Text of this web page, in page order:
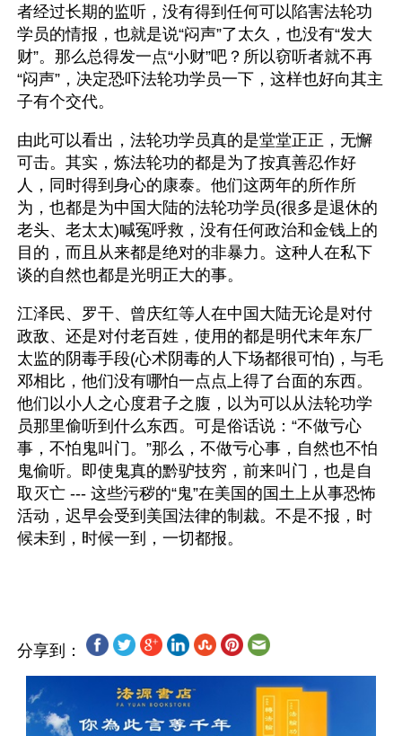
者经过长期的监听，没有得到任何可以陷害法轮功
学员的情报，也就是说“闷声”了太久，也没有“发大
财”。那么总得发一点“小财”吧？所以窃听者就不再
“闷声”，决定恐吓法轮功学员一下，这样也好向其主
子有个交代。
由此可以看出，法轮功学员真的是堂堂正正，无懈
可击。其实，炼法轮功的都是为了按真善忍作好
人，同时得到身心的康泰。他们这两年的所作所
为，也都是为中国大陆的法轮功学员(很多是退休的
老头、老太太)喊冤呼救，没有任何政治和金钱上的
目的，而且从来都是绝对的非暴力。这种人在私下
谈的自然也都是光明正大的事。
江泽民、罗干、曾庆红等人在中国大陆无论是对付
政敌、还是对付老百姓，使用的都是明代末年东厂
太监的阴毒手段(心术阴毒的人下场都很可怕)，与毛
邓相比，他们没有哪怕一点点上得了台面的东西。
他们以小人之心度君子之腹，以为可以从法轮功学
员那里偷听到什么东西。可是俗话说：“不做亏心
事，不怕鬼叫门。”那么，不做亏心事，自然也不怕
鬼偷听。即使鬼真的黔驴技穷，前来叫门，也是自
取灭亡 --- 这些污秽的“鬼”在美国的国土上从事恐怖
活动，迟早会受到美国法律的制裁。不是不报，时
候未到，时候一到，一切都报。
分享到：